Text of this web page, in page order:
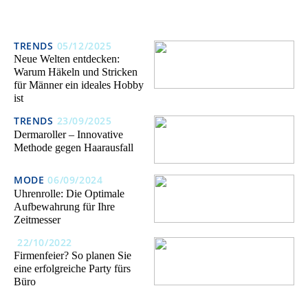
TRENDS 05/12/2025
Neue Welten entdecken:
Warum Häkeln und Stricken
für Männer ein ideales Hobby
ist
TRENDS 23/09/2025
Dermaroller – Innovative
Methode gegen Haarausfall
MODE 06/09/2024
Uhrenrolle: Die Optimale
Aufbewahrung für Ihre
Zeitmesser
22/10/2022
Firmenfeier? So planen Sie
eine erfolgreiche Party fürs
Büro